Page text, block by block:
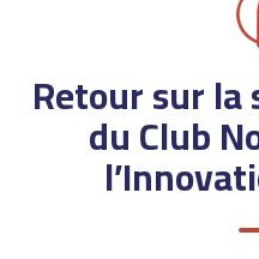
Retour sur la
du Club